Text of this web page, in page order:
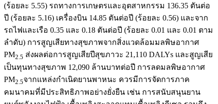
(ร้อยละ 5.55) รถทางการเกษตรและอุตสาหกรรม 136.35 ตันต่อ
ปี (ร้อยละ 5.16) เครื่องบิน 14.85 ตันต่อปี (ร้อยละ 0.56) และจาก
รถไฟและเรือ 0.35 และ 0.18 ตันต่อปี (ร้อยละ 0.01 และ 0.01 ตาม
ลำดับ) การสูญเสียทางสุขภาพจากสิ่งแวดล้อมมลพิษอากาศ
PM2.5 ส่งผลต่อการสูญเสียปีสุขภาวะ 21,110 DALYs และสูญเสีย
เป็นทุนทางสุขภาพ 12,090 ล้านบาทต่อปี การลดมลพิษอากาศ
PM2.5จากแหล่งกำเนิดยานพาหนะ ควรมีการจัดการภาค
คมนาคมที่มีประสิทธิภาพอย่างยั่งยืน เช่น การสนับสนุนยาน